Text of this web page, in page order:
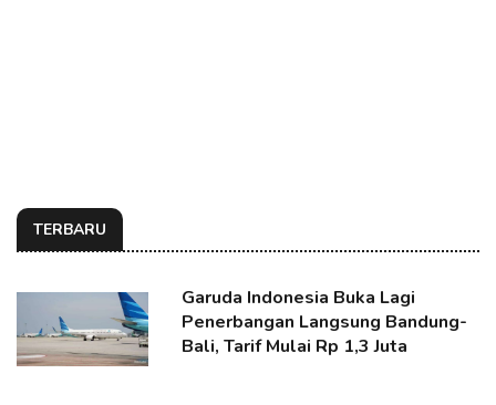
TERBARU
Garuda Indonesia Buka Lagi
Penerbangan Langsung Bandung-
Bali, Tarif Mulai Rp 1,3 Juta